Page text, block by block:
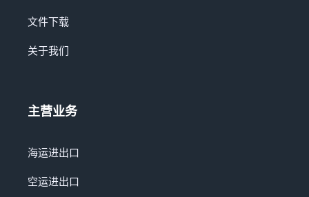
文件下载
关于我们
主营业务
海运进出口
空运进出口